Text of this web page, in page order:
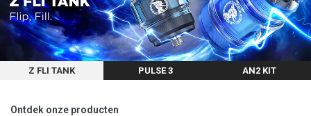
Z FLI TANK PULSE 3 AN2 KIT
Ontdek onze producten